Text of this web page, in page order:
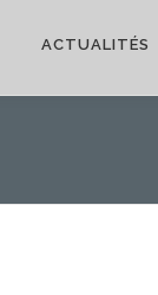
ACTUALITÉS